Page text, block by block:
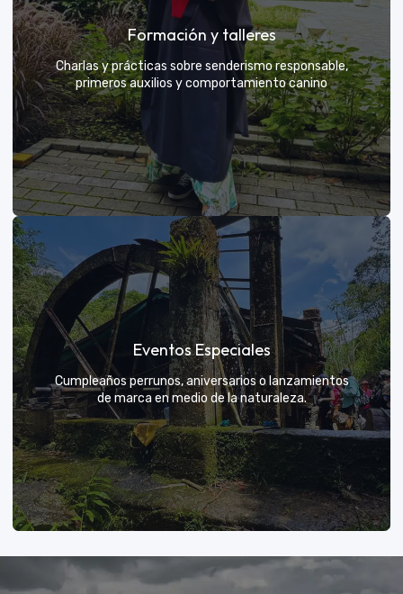
Tú eliges el parche y nosotros nos encargamos de
una aventura exclusiva
Formación y talleres
Charlas y prácticas sobre senderismo responsable,
primeros auxilios y comportamiento canino
Formación y talleres
Aprende de expertos a ser el mejor guía para tu
propio explorador
VER MÁS
Eventos Especiales
Cumpleaños perrunos, aniversarios o lanzamientos
de marca en medio de la naturaleza.